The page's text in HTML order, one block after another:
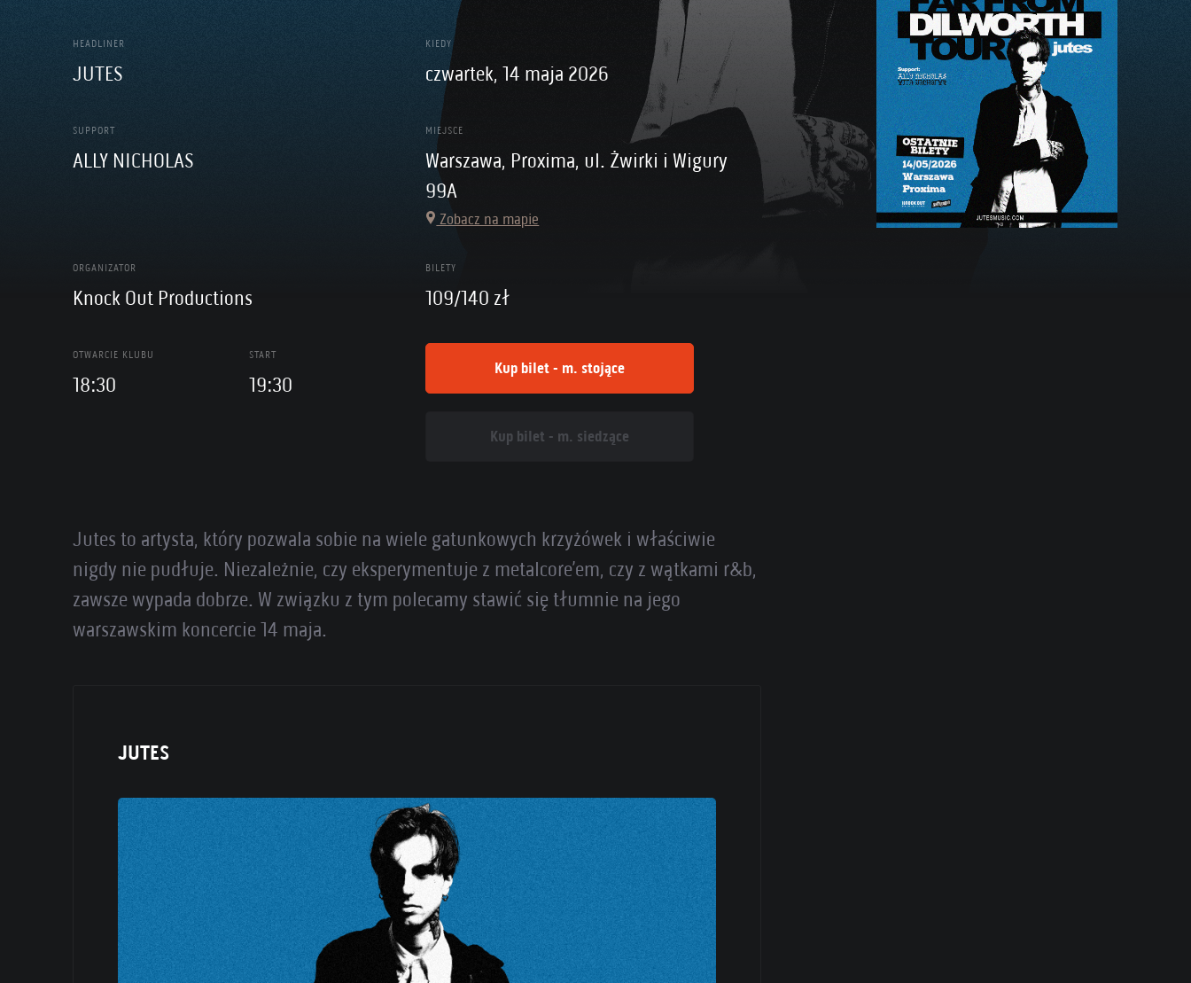
HEADLINER
JUTES
KIEDY
czwartek, 14 maja 2026
SUPPORT
ALLY NICHOLAS
MIEJSCE
Warszawa, Proxima, ul. Żwirki i Wigury
99A
Zobacz na mapie
ORGANIZATOR
Knock Out Productions
BILETY
109/140 zł
OTWARCIE KLUBU
18:30
START
19:30
Kup bilet - m. stojące
Kup bilet - m. siedzące
Jutes to artysta, który pozwala sobie na wiele gatunkowych krzyżówek i właściwie
nigdy nie pudłuje. Niezależnie, czy eksperymentuje z metalcore’em, czy z wątkami r&b,
zawsze wypada dobrze. W związku z tym polecamy stawić się tłumnie na jego
warszawskim koncercie 14 maja.
JUTES